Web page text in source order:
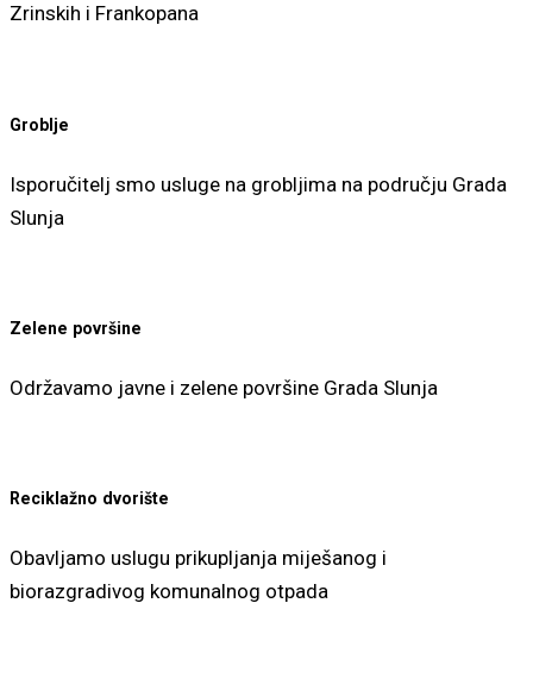
Zrinskih i Frankopana
Groblje
Isporučitelj smo usluge na grobljima na području Grada
Slunja
Zelene površine
Održavamo javne i zelene površine Grada Slunja
Reciklažno dvorište
Obavljamo uslugu prikupljanja miješanog i
biorazgradivog komunalnog otpada